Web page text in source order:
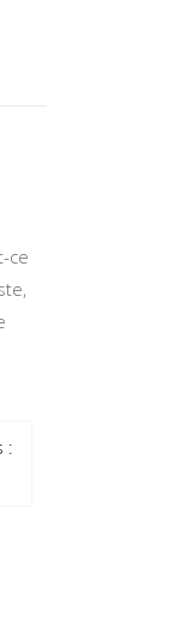
ce
: